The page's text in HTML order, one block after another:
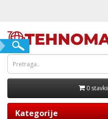
0
Kategorije